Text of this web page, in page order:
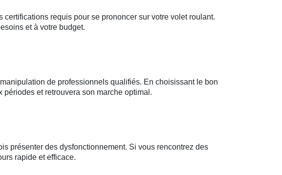
requis pour se prononcer sur votre volet roulant.
et à votre budget.
de professionnels qualifiés. En choisissant le bon
et retrouvera son marche optimal.
présenter des dysfonctionnement. Si vous rencontrez des
rapide et efficace.